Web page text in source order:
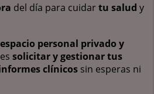
del día para cuidartu salud y
espacio personal privado y
solicitar y gestionar tus
clínicos sin esperas ni